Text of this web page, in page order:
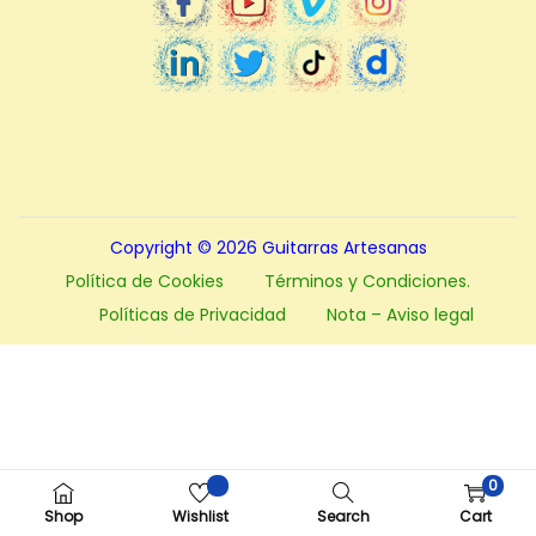
c
i
d
o
Shop Wishlist Search
0
Cart
Copyright © 2026 Guitarras Artesanas
Política de Cookies
Términos y Condiciones.
Políticas de Privacidad
Nota – Aviso legal